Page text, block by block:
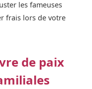
les fameuses
frais lors de votre
de paix